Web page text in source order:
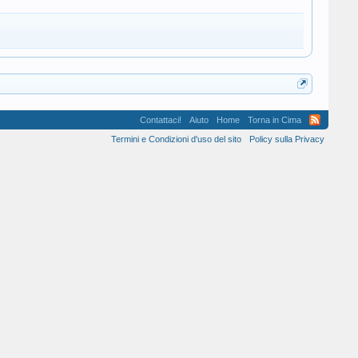
Contattaci! Aiuto Home
Torna in Cima
Termini e Condizioni d'uso del sito
Policy sulla Privacy